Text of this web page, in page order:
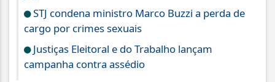
STJ condena ministro Marco Buzzi a perda de
cargo por crimes sexuais
Justiças Eleitoral e do Trabalho lançam
campanha contra assédio